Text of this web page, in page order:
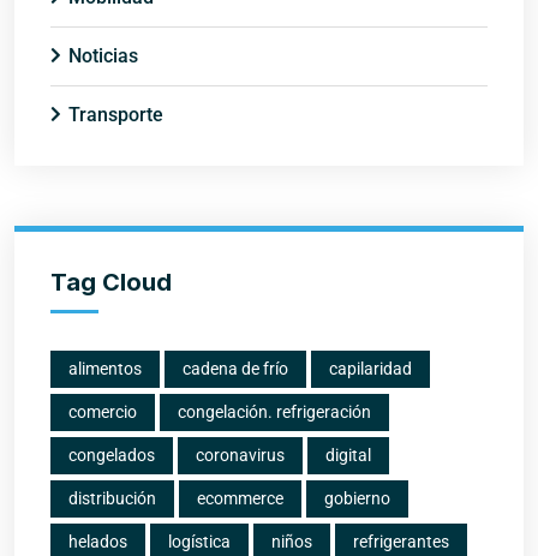
Noticias
Transporte
Tag Cloud
alimentos cadena de frío capilaridad
comercio congelación. refrigeración
congelados coronavirus digital
distribución ecommerce gobierno
helados logística niños refrigerantes